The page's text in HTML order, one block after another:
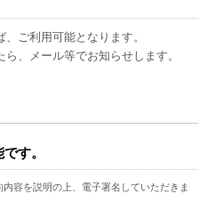
ご利用可能となります。
、メール等でお知らせします。
す。
容を説明の上、電子署名していただきま